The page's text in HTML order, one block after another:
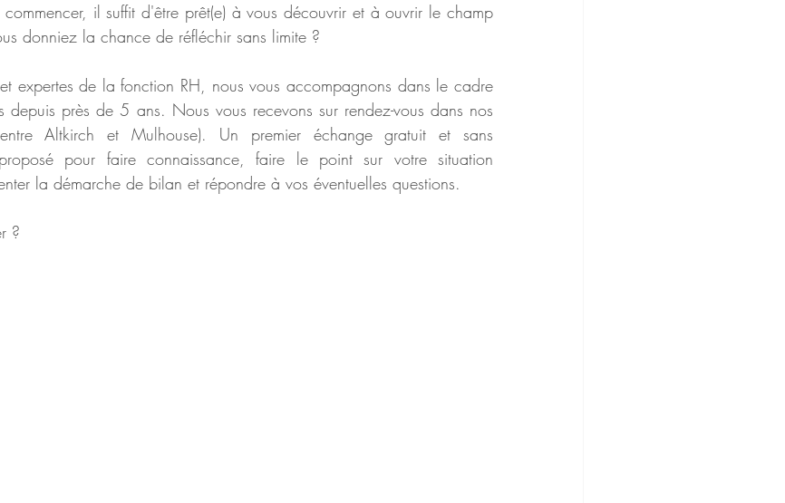
il suffit d'être prêt(e) à vous découvrir et à ouvrir le champ
donniez la chance de réfléchir sans limite ?
expertes de la fonction RH, nous vous accompagnons dans le cadre
depuis près de 5 ans. Nous vous recevons sur rendez-vous dans nos
Altkirch et Mulhouse). Un premier échange gratuit et sans
pour faire connaissance, faire le point sur votre situation
la démarche de bilan et répondre à vos éventuelles questions.
?